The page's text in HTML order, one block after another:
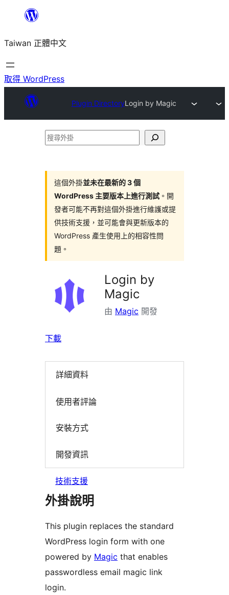
主
要
內
Taiwan 正體中文
取得 WordPress
Plugin DirectoryLogin by Magic
搜
這個外掛並未在最新的 3 個
WordPress 主要版本上進行測試 。開
發者可能不再對這個外掛進行維護或提
供技術支援，並可能會與更新版本的
WordPress 產生使用上的相容性問
題。
Login by
Magic
由 Magic 開發
下載
詳細資料
使用者評論
安裝方式
開發資訊
技術支援
外掛說明
This plugin replaces the standard
WordPress login form with one
powered by Magic that enables
passwordless email magic link
login.